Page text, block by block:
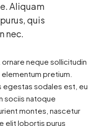
Aliquam
quis
nec.
neque sollicitudin
pretium.
egestas sodales est, eu
sociis natoque
montes, nascetur
elit lobortis purus